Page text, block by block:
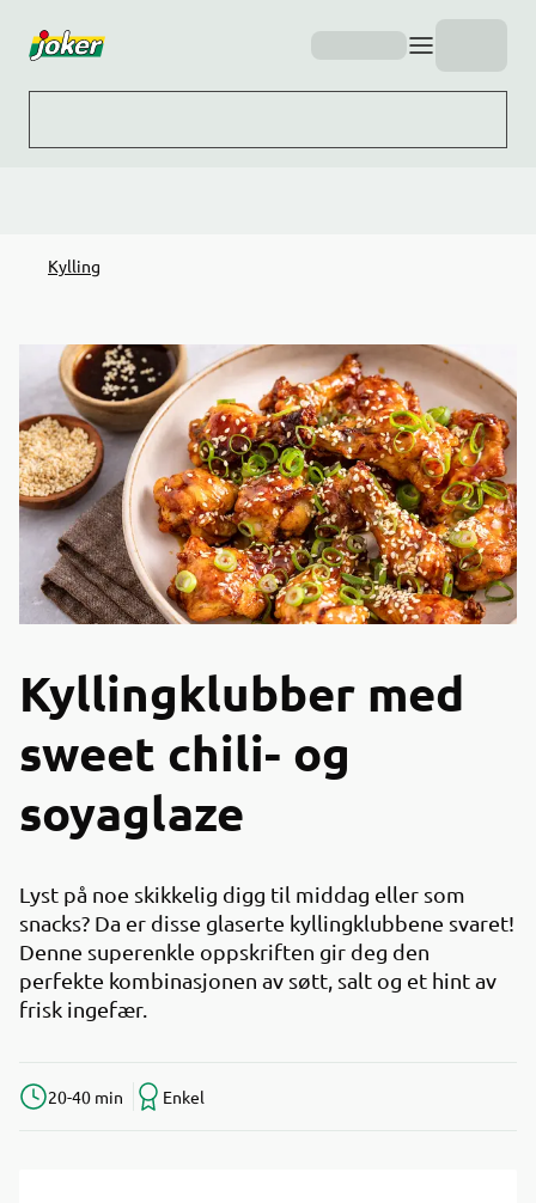
Kylling
Kyllingklubber med
sweet chili- og
soyaglaze
Lyst på noe skikkelig digg til middag eller som
snacks? Da er disse glaserte kyllingklubbene svaret!
Denne superenkle oppskriften gir deg den
perfekte kombinasjonen av søtt, salt og et hint av
frisk ingefær.
20-40 min Enkel